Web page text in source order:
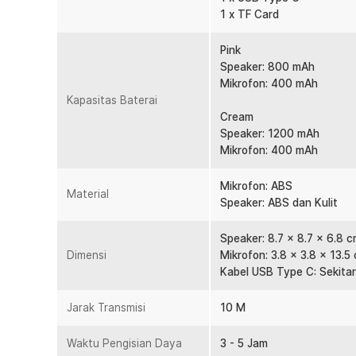
1 x TF Card
Kapasitas Baterai
Pink
Speaker: 800 mAh
Mikrofon: 400 mAh
Cream
Speaker: 1200 mAh
Mikrofon: 400 mAh
Material
Mikrofon: ABS
Speaker: ABS dan Kulit
Dimensi
Speaker: 8.7 x 8.7 x 6.8
Mikrofon: 3.8 x 3.8 x 13.5
Kabel USB Type C:
Jarak Transmisi 10 M
Waktu Pengisian Daya 3 - 5 Jam